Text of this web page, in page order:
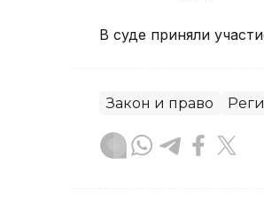
В суде приняли
Закон и право